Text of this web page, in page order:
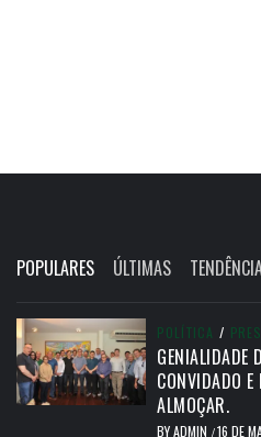
POPULARES ÚLTIMAS
POLÍTICA /
GENIALIDADE
CONVIDADO
ALMOÇAR.
BYADMIN /16 DE